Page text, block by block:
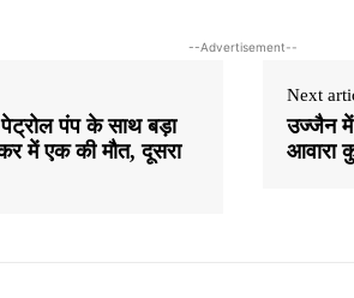
--Advertisement--
पंप के साथ बड़ा
में एक की मौत, दूसरा
Next
उज्जैन में
आवारा